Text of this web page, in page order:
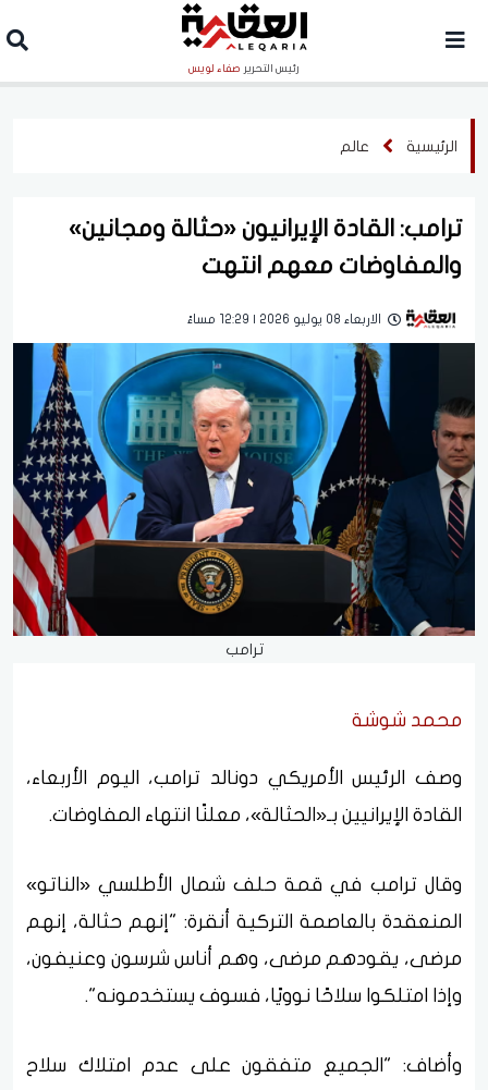
رئيس التحرير صفاء لويس
الرئيسية عالم
ترامب: القادة الإيرانيون «حثالة ومجانين»
والمفاوضات معهم انتهت
الاربعاء 08 يوليو 2026 | 12:29 مساءً
ترامب
محمد شوشة
وصف الرئيس الأمريكي دونالد ترامب، اليوم الأربعاء،
القادة الإيرانيين بـ«الحثالة»، معلنًا انتهاء المفاوضات.
وقال ترامب في قمة حلف شمال الأطلسي «الناتو»
المنعقدة بالعاصمة التركية أنقرة: "إنهم حثالة، إنهم
مرضى، يقودهم مرضى، وهم أناس شرسون وعنيفون،
وإذا امتلكوا سلاحًا نوويًا، فسوف يستخدمونه".
وأضاف: "الجميع متفقون على عدم امتلاك سلاح